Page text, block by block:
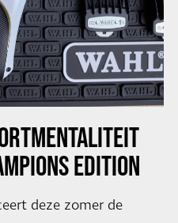
EDITION
deze zomer de